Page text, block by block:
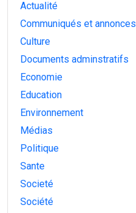
Actualité
Communiqués et annonces
Culture
Documents adminstratifs
Economie
Education
Environnement
Médias
Politique
Sante
Societé
Société